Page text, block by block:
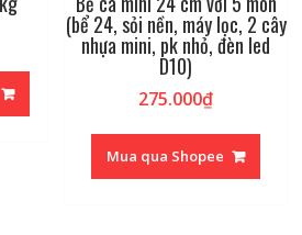
(bể 24, sỏi nền, máy lọc, 2 cây
nhựa mini, pk nhỏ, đèn led
D10)
275.000₫
Mua qua Shopee